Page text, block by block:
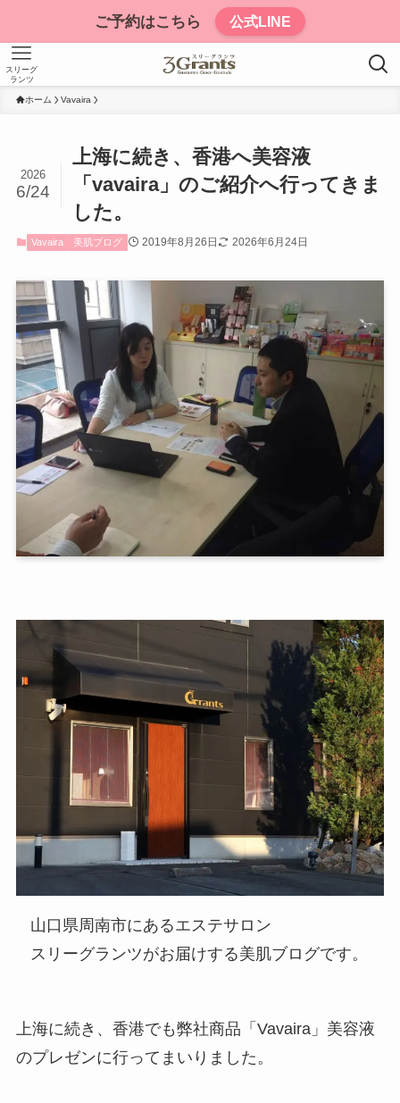
ご予約はこちら 公式LINE
スリーグ
ランツ
ホーム Vavaira
上海に続き、香港へ美容液
「vavaira」のご紹介へ行ってきま
した。
2026
6/24
Vavaira 美肌ブログ 2019年8月26日 2026年6月24日
山口県周南市にあるエステサロン
スリーグランツがお届けする美肌ブログです。
上海に続き、香港でも弊社商品「Vavaira」美容液
のプレゼンに行ってまいりました。